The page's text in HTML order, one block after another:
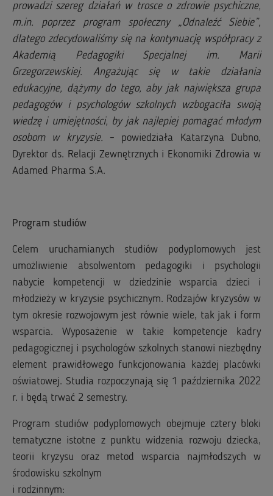
prowadzi szereg działań w trosce o zdrowie psychiczne,
m.in. poprzez program społeczny „Odnaleźć Siebie”,
dlatego zdecydowaliśmy się na kontynuację współpracy z
Akademią Pedagogiki Specjalnej im. Marii
Grzegorzewskiej. Angażując się w takie działania
edukacyjne, dążymy do tego, aby jak największa grupa
pedagogów i psychologów szkolnych wzbogaciła swoją
wiedzę i umiejętności, by jak najlepiej pomagać młodym
osobom w kryzysie. – powiedziała Katarzyna Dubno,
Dyrektor ds. Relacji Zewnętrznych i Ekonomiki Zdrowia w
Adamed Pharma S.A.
Program studiów
Celem uruchamianych studiów podyplomowych jest
umożliwienie absolwentom pedagogiki i psychologii
nabycie kompetencji w dziedzinie wsparcia dzieci i
młodzieży w kryzysie psychicznym. Rodzajów kryzysów w
tym okresie rozwojowym jest równie wiele, tak jak i form
wsparcia. Wyposażenie w takie kompetencje kadry
pedagogicznej i psychologów szkolnych stanowi niezbędny
element prawidłowego funkcjonowania każdej placówki
oświatowej. Studia rozpoczynają się 1 października 2022
r. i będą trwać 2 semestry.
Program studiów podyplomowych obejmuje cztery bloki
tematyczne istotne z punktu widzenia rozwoju dziecka,
teorii kryzysu oraz metod wsparcia najmłodszych w
środowisku szkolnym
i rodzinnym: